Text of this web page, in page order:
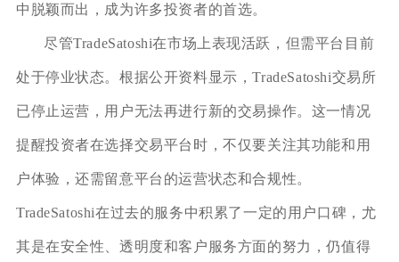
中脱颖而出，成为许多投资者的首选。
尽管TradeSatoshi在市场上表现活跃，但需平台目前
处于停业状态。根据公开资料显示，TradeSatoshi交易所
已停止运营，用户无法再进行新的交易操作。这一情况
提醒投资者在选择交易平台时，不仅要关注其功能和用
户体验，还需留意平台的运营状态和合规性。
TradeSatoshi在过去的服务中积累了一定的用户口碑，尤
其是在安全性、透明度和客户服务方面的努力，仍值得